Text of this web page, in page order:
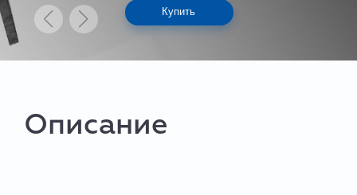
Купить
Описание